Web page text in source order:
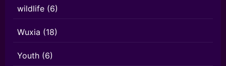
wildlife (6)
Wuxia (18)
Youth (6)